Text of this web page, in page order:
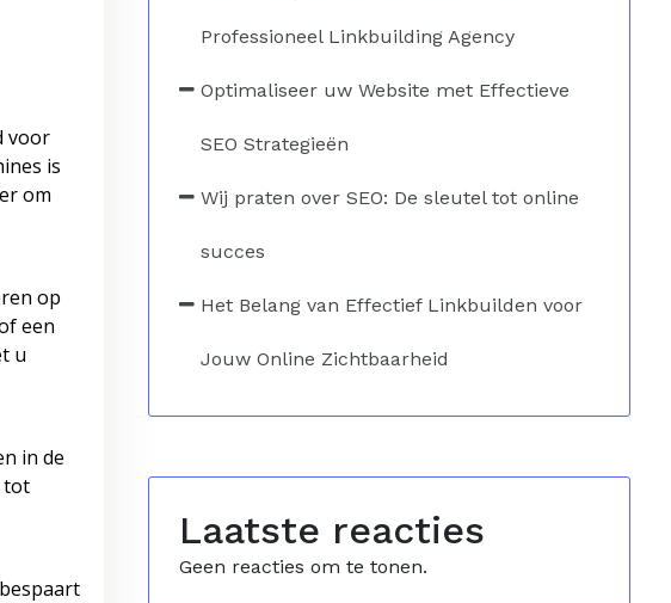
voor
is
om
op
een
u
in de
tot
Professioneel Linkbuilding Agency
Optimaliseer uw Website met Effectieve
SEO Strategieën
Wij praten over SEO: De sleutel tot online
succes
Het Belang van Effectief Linkbuilden voor
Jouw Online Zichtbaarheid
Laatste reacties
Geen reacties om te tonen.